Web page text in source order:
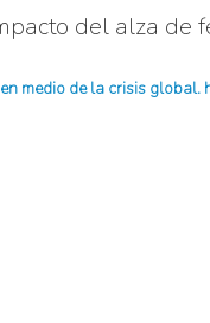
del alza de
medio de la crisis